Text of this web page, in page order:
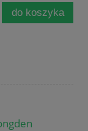
do koszyka